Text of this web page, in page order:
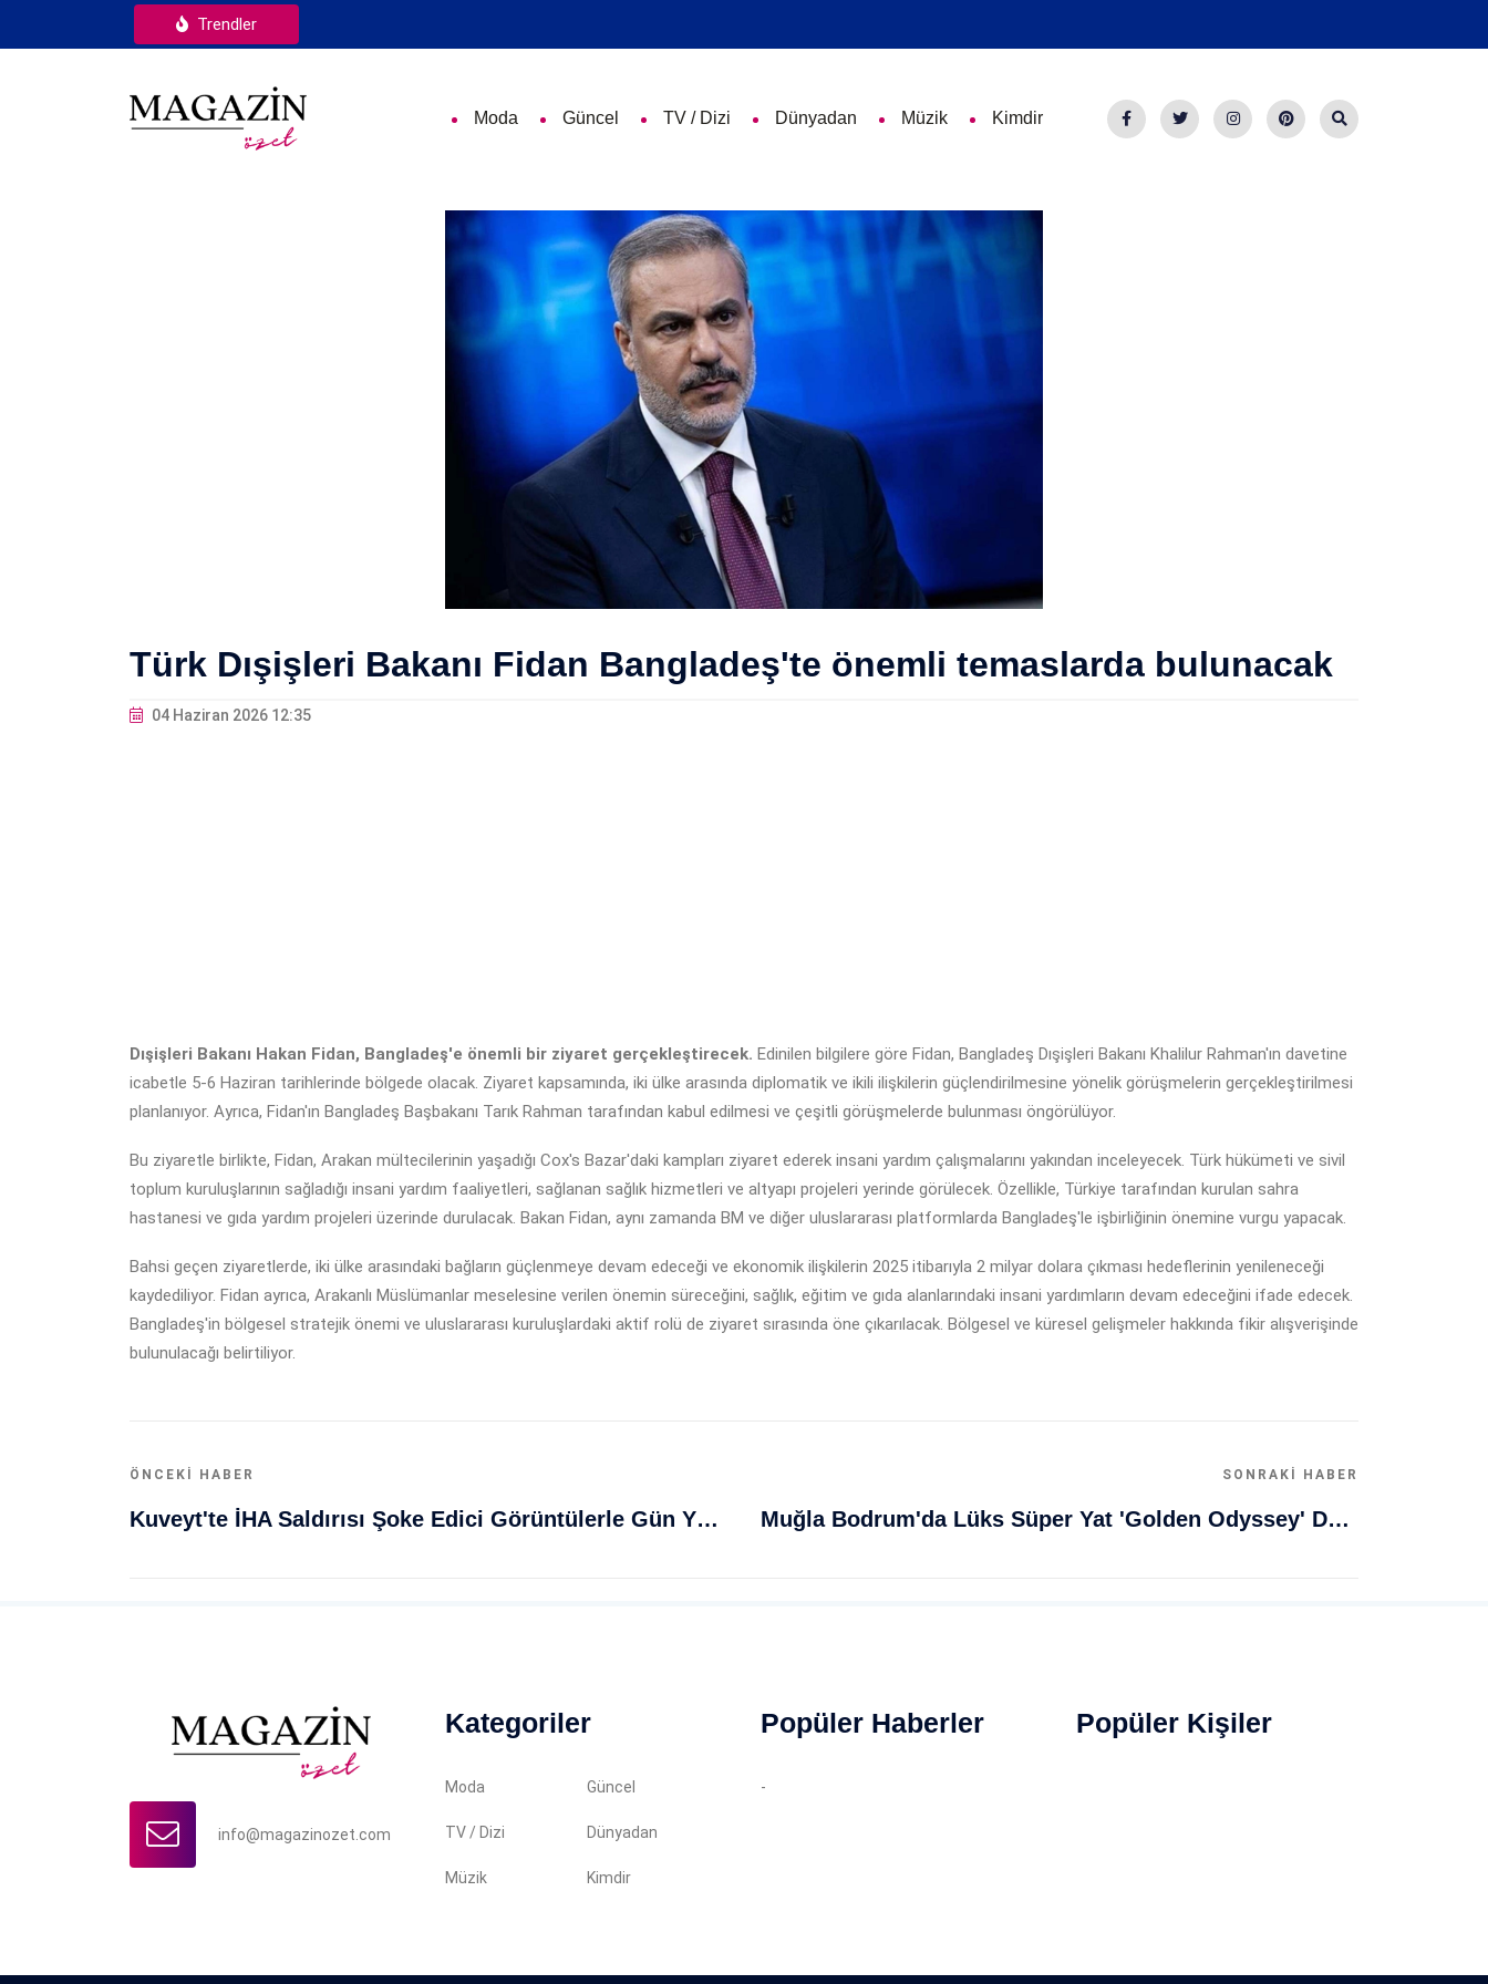
Trendler
Moda Güncel TV / Dizi Dünyadan Müzik Kimdir
Türk Dışişleri Bakanı Fidan Bangladeş'te önemli temaslarda bulunacak
04 Haziran 2026 12:35
Dışişleri Bakanı Hakan Fidan, Bangladeş'e önemli bir ziyaret gerçekleştirecek. Edinilen bilgilere göre Fidan, Bangladeş Dışişleri Bakanı Khalilur Rahman'ın davetine
icabetle 5-6 Haziran tarihlerinde bölgede olacak. Ziyaret kapsamında, iki ülke arasında diplomatik ve ikili ilişkilerin güçlendirilmesine yönelik görüşmelerin gerçekleştirilmesi
planlanıyor. Ayrıca, Fidan'ın Bangladeş Başbakanı Tarık Rahman tarafından kabul edilmesi ve çeşitli görüşmelerde bulunması öngörülüyor.
Bu ziyaretle birlikte, Fidan, Arakan mültecilerinin yaşadığı Cox's Bazar'daki kampları ziyaret ederek insani yardım çalışmalarını yakından inceleyecek. Türk hükümeti ve sivil
toplum kuruluşlarının sağladığı insani yardım faaliyetleri, sağlanan sağlık hizmetleri ve altyapı projeleri yerinde görülecek. Özellikle, Türkiye tarafından kurulan sahra
hastanesi ve gıda yardım projeleri üzerinde durulacak. Bakan Fidan, aynı zamanda BM ve diğer uluslararası platformlarda Bangladeş'le işbirliğinin önemine vurgu yapacak.
Bahsi geçen ziyaretlerde, iki ülke arasındaki bağların güçlenmeye devam edeceği ve ekonomik ilişkilerin 2025 itibarıyla 2 milyar dolara çıkması hedeflerinin yenileneceği
kaydediliyor. Fidan ayrıca, Arakanlı Müslümanlar meselesine verilen önemin süreceğini, sağlık, eğitim ve gıda alanlarındaki insani yardımların devam edeceğini ifade edecek.
Bangladeş'in bölgesel stratejik önemi ve uluslararası kuruluşlardaki aktif rolü de ziyaret sırasında öne çıkarılacak. Bölgesel ve küresel gelişmeler hakkında fikir alışverişinde
bulunulacağı belirtiliyor.
ÖNCEKI HABER
Kuveyt'te İHA Saldırısı Şoke Edici Görüntülerle Gün Yüzüne Çıktı
SONRAKI HABER
Muğla Bodrum'da Lüks Süper Yat 'Golden Odyssey' Demirledi
info@magazinozet.com
Kategoriler
Moda Güncel
TV / Dizi Dünyadan
Müzik Kimdir
Popüler Haberler
-
Popüler Kişiler